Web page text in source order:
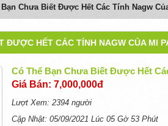
Chưa Biết Được Hết Các Tính Nagw
ĐƯỢC HẾT CÁC TÍNH NAGW CỦA MI
Có Thể Bạn Chưa Biết Được Hết
Giá Bán: 7,000,000đ
Lượt Xem: 2394 người
Cập Nhật: 05/09/2021 Lúc 05 Gờ 53 Phút